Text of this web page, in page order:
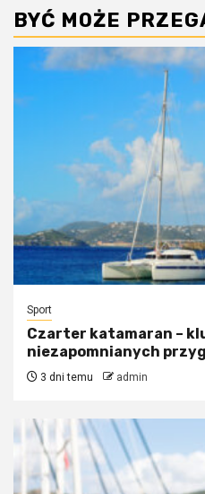
BYĆ MOŻE
Sport
Czarter katamaran –
niezapomnianych
3 dni temu admin